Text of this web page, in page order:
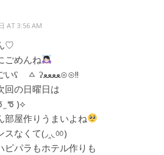
AT 3:56 AM
♡
ごめんね
カブ畑すごいʕ ㅿ ʔﻌﻌﻌﻌ⊙⊙!!
回の日曜日は
ᖛ )⟡
部屋作りうまいよね
スなくて(◞‸◟ㆀ)
ピパラもホテル作りも